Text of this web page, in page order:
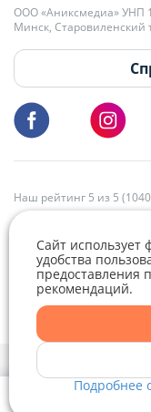
Telegram
Мы принимаем звонки и
18:00.
+375 29 179-11-28
vg@domovita.by
Пишите и звоните нам в
ООО «Аниксмедиа» УНП
Минск, Старовиленский
Наш рейтинг 5 из 5
Политика
Политика обработки
Сайт использует
удобства
предоставления
рекомендаций.
Подробнее